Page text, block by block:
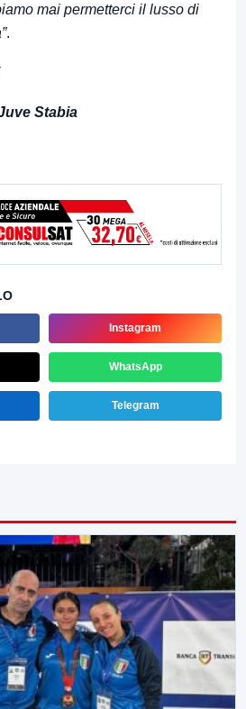
mai permetterci il lusso di
.
Stabia
Instagram
WhatsApp
Telegram